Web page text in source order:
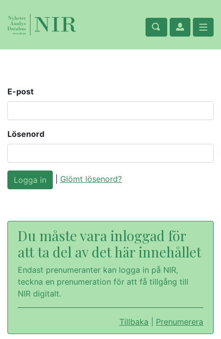
E-post
Lösenord
Glömt lösenord?
Du måste vara inloggad för
att ta del av det här innehållet
Endast prenumeranter kan logga in på NIR,
teckna en prenumeration för att få tillgång till
NIR digitalt.
Tillbaka Prenumerera